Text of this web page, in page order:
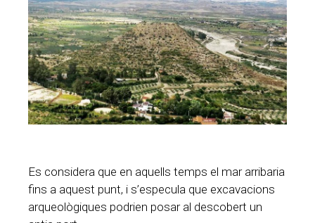
Es considera que en aquells temps el mar arribaria
fins a aquest punt, i s’especula que excavacions
arqueològiques podrien posar al descobert un